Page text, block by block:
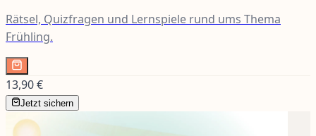
Rätsel, Quizfragen und Lernspiele rund ums Thema
Frühling.
13,90 €
Jetzt sichern